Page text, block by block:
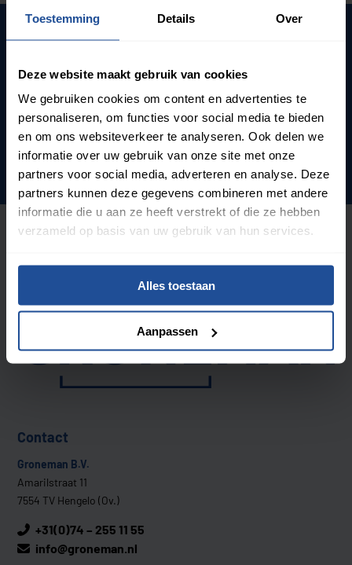
Toestemming Details Over
Deze website maakt gebruik van cookies
We gebruiken cookies om content en advertenties te
personaliseren, om functies voor social media te bieden
en om ons websiteverkeer te analyseren. Ook delen we
informatie over uw gebruik van onze site met onze
partners voor social media, adverteren en analyse. Deze
partners kunnen deze gegevens combineren met andere
informatie die u aan ze heeft verstrekt of die ze hebben
verzameld op basis van uw gebruik van hun services.
Alles toestaan
Aanpassen
Meer informatie of bestellen?
+31 (0)74 - 255 11 55
Neem contact op
Offerte aanvragen
Contact
Groneman B.V.
Amarilstraat 11
7554 TV Hengelo (Ov.)
+31(0)74 – 255 11 55
info@groneman.nl